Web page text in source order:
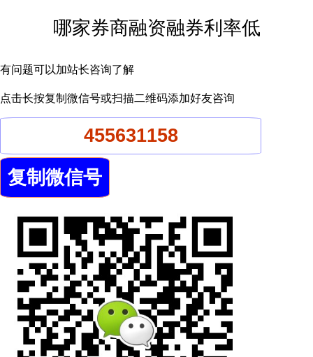
哪家券商融资融券利率低
有问题可以加站长咨询了解
点击长按复制微信号或扫描二维码添加好友咨询